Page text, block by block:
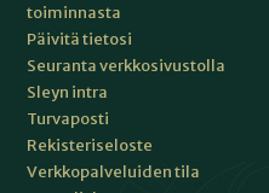
toiminnasta
Päivitä tietosi
Seuranta verkkosivustolla
Sleyn intra
Turvaposti
Rekisteriseloste
Verkkopalveluiden tila